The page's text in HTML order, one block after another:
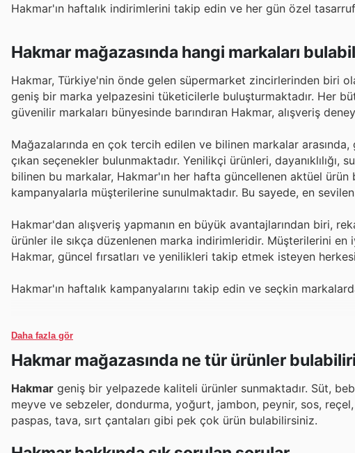
Hakmar'ın haftalık indirimlerini takip edin ve her gün özel
Hakmar mağazasında hangi markaları
Hakmar, Türkiye'nin önde gelen süpermarket zincirlerinden biri
geniş bir marka yelpazesini tüketicilerle buluşturmaktadır. Her
güvenilir markaları bünyesinde barındıran Hakmar, alışveriş
Mağazalarında en çok tercih edilen ve bilinen markalar
çıkan seçenekler bulunmaktadır. Yenilikçi ürünleri,
bilinen bu markalar, Hakmar'ın her hafta güncellenen aktüel
kampanyalarla müşterilerine sunulmaktadır. Bu sayede, en
Hakmar'dan alışveriş yapmanın en büyük avantajlarından biri,
ürünler ile sıkça düzenlenen marka indirimleridir. Müşterilerini
Hakmar, güncel fırsatları ve yenilikleri takip etmek isteyen
Hakmar'ın haftalık kampanyalarını takip edin ve seçkin
Daha fazla gör
Hakmar mağazasında ne tür ürünler
Hakmar geniş bir yelpazede kaliteli ürünler sunmaktadır. Süt,
meyve ve sebzeler, dondurma, yoğurt, jambon, peynir, sos,
paspas, tava, sırt çantaları gibi pek çok ürün bulabilirsiniz.